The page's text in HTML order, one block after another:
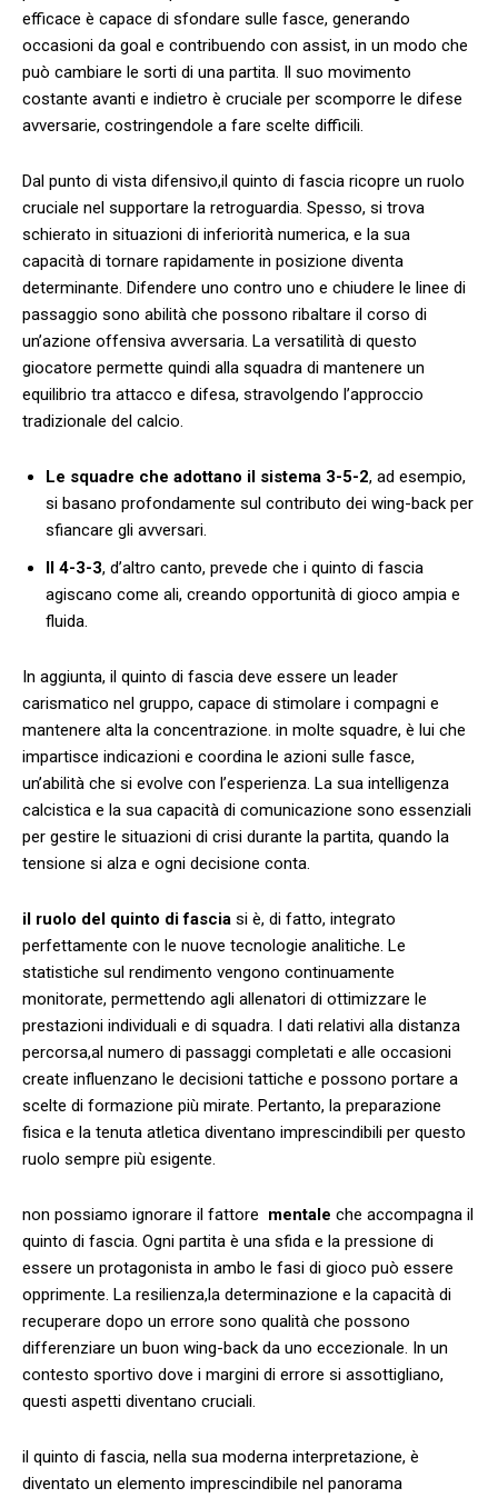
efficace è capace di sfondare sulle fasce, generando
occasioni da​ goal e contribuendo con assist, in un modo che
può cambiare le sorti di una partita. Il suo ‌movimento
costante avanti e indietro è cruciale per scomporre le difese
avversarie, costringendole a⁢ fare scelte difficili.
Dal punto di ‌vista difensivo,il quinto di‌ fascia ricopre un ruolo
cruciale ​nel ‌supportare la retroguardia. Spesso, si trova ​
schierato in⁢ situazioni di inferiorità numerica, e la ​sua
capacità di tornare rapidamente in posizione ‍diventa
determinante. Difendere uno contro uno e chiudere ​le linee di​
passaggio sono abilità⁣ che possono ribaltare il corso di
un’azione offensiva avversaria. La versatilità di questo
giocatore permette quindi alla squadra di mantenere un
equilibrio tra attacco e ⁢difesa, stravolgendo l’approccio
tradizionale del calcio.
Le squadre che adottano⁢ il sistema‍ 3-5-2, ad esempio,
si basano profondamente sul​ contributo dei wing-back per
sfiancare gli avversari.
Il 4-3-3, d’altro canto, prevede che i quinto di ‍fascia
agiscano come ali, creando opportunità⁤ di gioco ampia e
fluida.
In aggiunta, il quinto di fascia deve essere un leader
carismatico‌ nel⁤ gruppo, capace di stimolare i compagni e
mantenere alta la concentrazione. in​ molte ‍squadre, è lui che
impartisce⁣ indicazioni ‍e coordina le azioni sulle fasce,
un’abilità che‌ si evolve con l’esperienza. La ​sua intelligenza
calcistica e‌ la sua capacità di comunicazione sono essenziali
per gestire le situazioni di crisi durante la partita, quando la
tensione si alza e ogni decisione conta.
il ruolo del quinto di fascia si è, di fatto, integrato
perfettamente con le nuove tecnologie analitiche. Le
statistiche sul rendimento vengono continuamente
monitorate, permettendo agli allenatori di‍ ottimizzare le
prestazioni individuali e‍ di squadra.‌ I dati relativi⁣ alla distanza
percorsa,al numero di passaggi completati e alle occasioni
‌create influenzano le decisioni tattiche e possono portare a
scelte di formazione più mirate. Pertanto, la ⁣preparazione ​
fisica e la​ tenuta atletica diventano imprescindibili per questo
⁣ruolo sempre più esigente.
non possiamo​ ignorare il ⁢fattore ‌ mentale che accompagna il
quinto di fascia. Ogni partita è una sfida e la pressione ⁤di
⁢essere un protagonista in ambo le fasi di gioco può essere
‍opprimente. La resilienza,la determinazione e la capacità di
recuperare dopo un​ errore sono qualità che possono
differenziare un buon wing-back da ‍uno eccezionale. In un
contesto sportivo ⁣dove i margini di errore si assottigliano,
questi aspetti diventano cruciali.
il quinto di fascia, nella‍ sua moderna interpretazione, è
diventato un elemento imprescindibile nel panorama